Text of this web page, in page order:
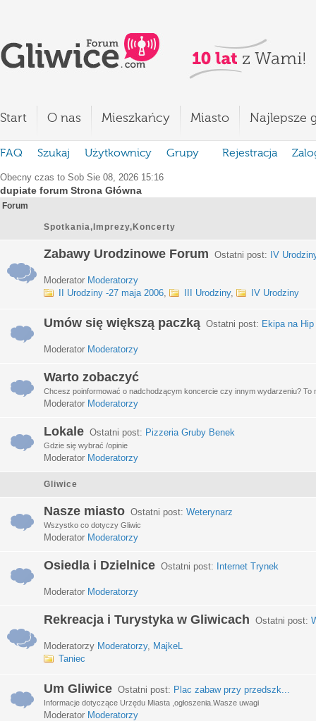
Start O nas Mieszkańcy Miasto Najlepsze
FAQ Szukaj Użytkownicy Grupy Rejestracja
Obecny czas to Sob Sie 08, 2026 15:16
dupiate forum Strona Główna
Forum
Spotkania,Imprezy,Koncerty
Zabawy Urodzinowe Forum Ostatni post: IV
Moderator Moderatorzy
II Urodziny -27 maja 2006, III Urodziny, IV Urodziny
Umów się większą paczką Ostatni post: Ekipa na
Moderator Moderatorzy
Warto zobaczyć
Chcesz poinformować o nadchodzącym koncercie czy innym wydarzeniu? To
Moderator Moderatorzy
Lokale Ostatni post: Pizzeria Gruby Benek
Gdzie się wybrać /opinie
Moderator Moderatorzy
Gliwice
Nasze miasto Ostatni post: Weterynarz
Wszystko co dotyczy Gliwic
Moderator Moderatorzy
Osiedla i Dzielnice Ostatni post: Internet Trynek
Moderator Moderatorzy
Rekreacja i Turystyka w Gliwicach Ostatni post:
Moderatorzy Moderatorzy, MajkeL
Taniec
Um Gliwice Ostatni post: Plac zabaw przy przedszk...
Informacje dotyczące Urzędu Miasta ,ogłoszenia.Wasze uwagi
Moderator Moderatorzy